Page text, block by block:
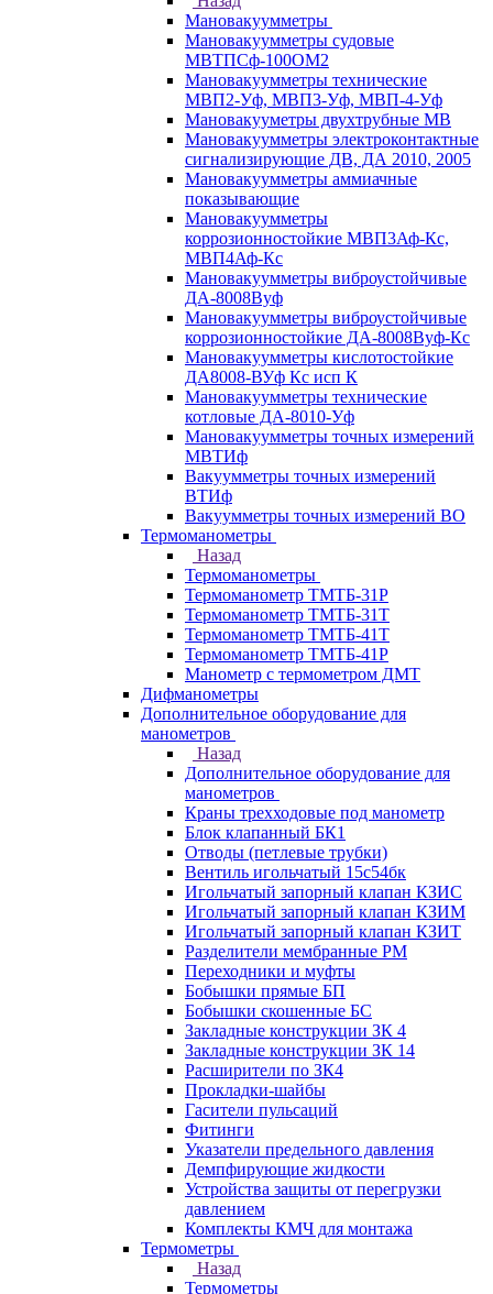
Мановакуумметры
Мановакуумметры судовые
МВТПСф-100ОМ2
Мановакуумметры технические
МВП2-Уф, МВП3-Уф, МВП-4-Уф
Мановакууметры двухтрубные МВ
Мановакуумметры электроконтактные
сигнализирующие ДВ, ДА 2010, 2005
Мановакуумметры аммиачные
показывающие
Мановакуумметры
коррозионностойкие МВП3Аф-Кс,
МВП4Аф-Кс
Мановакуумметры виброустойчивые
ДА-8008Вуф
Мановакуумметры виброустойчивые
коррозионностойкие ДА-8008Вуф-Кс
Мановакуумметры кислотостойкие
ДА8008-ВУф Кс исп К
Мановакуумметры технические
котловые ДА-8010-Уф
Мановакуумметры точных измерений
МВТИф
Вакуумметры точных измерений
ВТИф
Вакуумметры точных измерений ВО
Термоманометры
Назад
Термоманометры
Термоманометр ТМТБ-31Р
Термоманометр ТМТБ-31Т
Термоманометр ТМТБ-41Т
Термоманометр ТМТБ-41Р
Манометр с термометром ДМТ
Дифманометры
Дополнительное оборудование для
манометров
Назад
Дополнительное оборудование для
манометров
Краны трехходовые под манометр
Блок клапанный БК1
Отводы (петлевые трубки)
Вентиль игольчатый 15с54бк
Игольчатый запорный клапан КЗИС
Игольчатый запорный клапан КЗИМ
Игольчатый запорный клапан КЗИТ
Разделители мембранные РМ
Переходники и муфты
Бобышки прямые БП
Бобышки скошенные БС
Закладные конструкции ЗК 4
Закладные конструкции ЗК 14
Расширители по ЗК4
Прокладки-шайбы
Гасители пульсаций
Фитинги
Указатели предельного давления
Демпфирующие жидкости
Устройства защиты от перегрузки
давлением
Комплекты КМЧ для монтажа
Термометры
Назад
Термометры